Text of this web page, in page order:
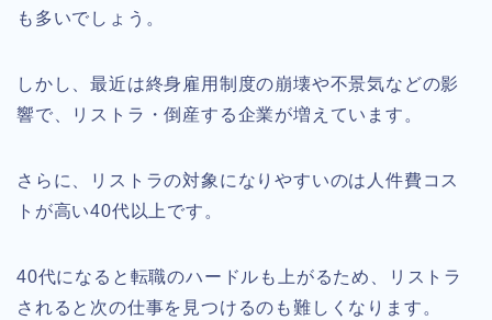
も多いでしょう。
しかし、最近は終身雇用制度の崩壊や不景気などの影
響で、リストラ・倒産する企業が増えています。
さらに、リストラの対象になりやすいのは人件費コス
トが高い40代以上です。
40代になると転職のハードルも上がるため、リストラ
されると次の仕事を見つけるのも難しくなります。